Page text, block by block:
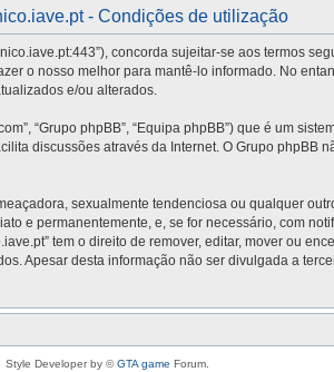
- Condições de utilização
concorda sujeitar-se aos termos
o nosso melhor para mantê-lo informado. No
e/ou alterados.
“Grupo phpBB”, “Equipa phpBB”) que é um
discussões através da Internet. O Grupo
sexualmente tendenciosa ou qualquer
e permanentemente, e, se for necessário, com
tem o direito de remover, editar, mover ou
Apesar desta informação não ser divulgada a
Style Developer by ©GTA game Forum.